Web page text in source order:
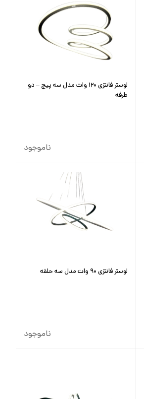
لوستر فانتزی ۱۲۰ وات مدل سه پیچ – دو
طرفه
ناموجود
لوستر فانتزی ۹۰ وات مدل سه حلقه
ناموجود